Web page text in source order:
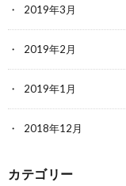
2019年3月
2019年2月
2019年1月
2018年12月
カテゴリー